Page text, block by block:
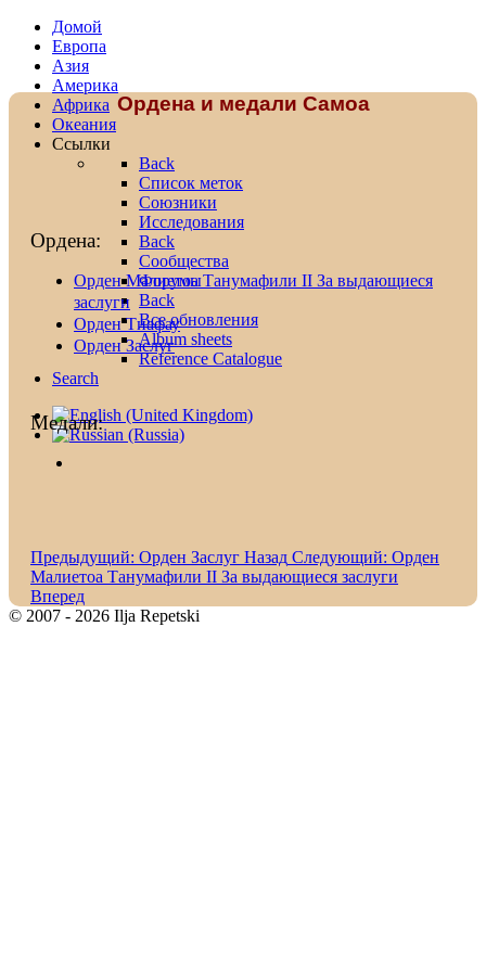
Домой
Европа
Азия
Америка
Африка
Океания
Ссылки
Back
Список меток
Союзники
Исследования
Back
Сообщества
Форумы
Back
Все обновления
Album sheets
Reference Catalogue
Search
Ордена и медали Самоа
Ордена:
Орден Малиетоа Танумафили II За выдающиеся
заслуги
Орден Тиафау
Орден Заслуг
Медали:
Предыдущий: Орден Заслуг Назад Следующий: Орден
Малиетоа Танумафили II За выдающиеся заслуги
Вперед
© 2007 - 2026 Ilja Repetski